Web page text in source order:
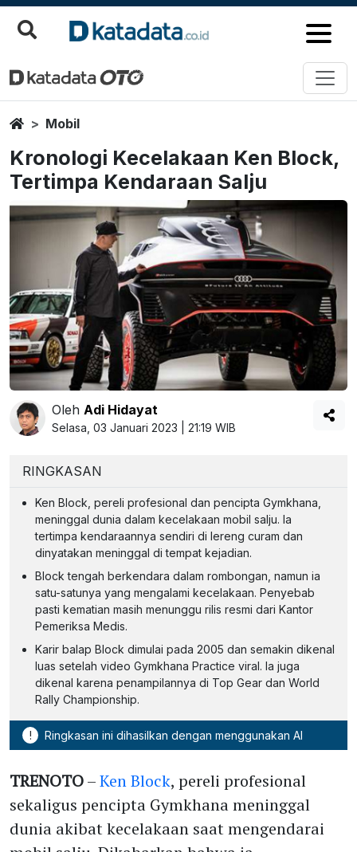
HomeMobil
Kronologi Kecelakaan Ken Block,
Tertimpa Kendaraan Salju
Oleh Adi Hidayat
Selasa, 03 Januari 2023 | 21:19 WIB
RINGKASAN
Ken Block, pereli profesional dan pencipta Gymkhana,
meninggal dunia dalam kecelakaan mobil salju. Ia
tertimpa kendaraannya sendiri di lereng curam dan
dinyatakan meninggal di tempat kejadian.
Block tengah berkendara dalam rombongan, namun ia
satu-satunya yang mengalami kecelakaan. Penyebab
pasti kematian masih menunggu rilis resmi dari Kantor
Pemeriksa Medis.
Karir balap Block dimulai pada 2005 dan semakin dikenal
luas setelah video Gymkhana Practice viral. Ia juga
dikenal karena penampilannya di Top Gear dan World
Rally Championship.
! Ringkasan ini dihasilkan dengan menggunakan AI
TRENOTO–Ken Block, pereli profesional
sekaligus pencipta Gymkhana meninggal
dunia akibat kecelakaan saat mengendarai